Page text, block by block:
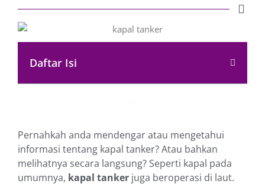
Daftar Isi
Pernahkah anda mendengar atau mengetahui
informasi tentang kapal tanker? Atau bahkan
melihatnya secara langsung? Seperti kapal pada
umumnya, kapal tanker juga beroperasi di laut.